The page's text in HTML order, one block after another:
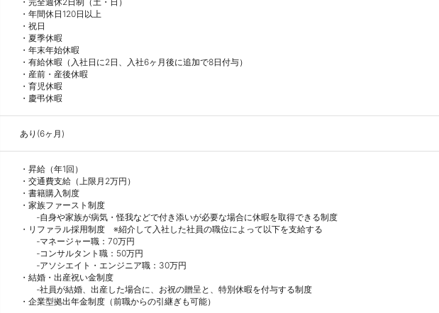
・年間休日120日以上
・祝日
・夏季休暇
・年末年始休暇
・有給休暇（入社日に2日、入社6ヶ月後に追加で8日付与）
・産前・産後休暇
・育児休暇
・慶弔休暇
あり(6ヶ月)
・昇給（年1回）
・交通費支給（上限月2万円）
・書籍購入制度
・家族ファースト制度
‐自身や家族が病気・怪我などで付き添いが必要な場合に休暇を取得できる制度
・リファラル採用制度　※紹介して入社した社員の職位によって以下を支給する
‐マネージャー職：70万円
‐コンサルタント職：50万円
‐アソシエイト・エンジニア職：30万円
・結婚・出産祝い金制度
‐社員が結婚、出産した場合に、お祝の贈呈と、特別休暇を付与する制度
・企業型拠出年金制度（前職からの引継ぎも可能）